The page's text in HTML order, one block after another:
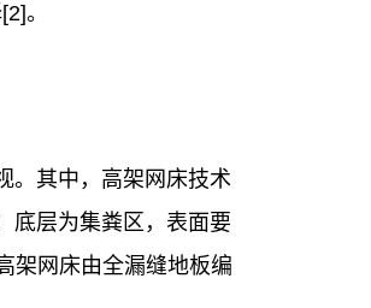
。
。其中，高架网床技术
底层为集粪区，表面要
架网床由全漏缝地板编